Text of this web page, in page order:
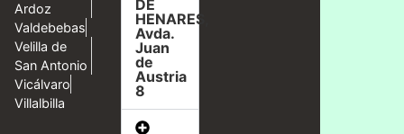
Ardoz
Valdebebas
Velilla de
San Antonio
Vicálvaro
Villalbilla
DE
HENARES,
Avda.
Juan
de
Austria
8